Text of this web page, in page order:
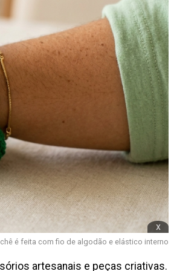
x
é feita com fio de algodão e elástico interno
artesanais e peças criativas.